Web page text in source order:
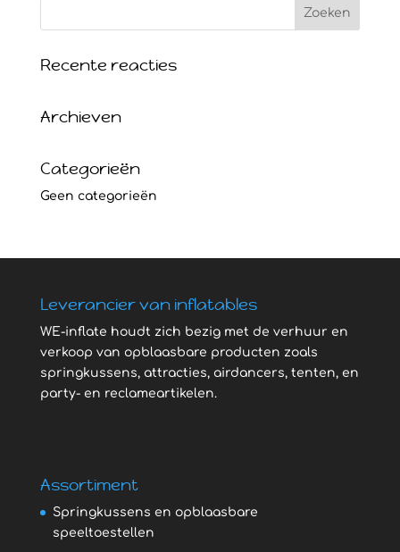
Recente reacties
Archieven
Categorieën
Geen categorieën
Leverancier van inflatables
WE-inflate houdt zich bezig met de verhuur en
verkoop van opblaasbare producten zoals
springkussens, attracties, airdancers, tenten, en
party- en reclameartikelen.
Assortiment
Springkussens en opblaasbare
speeltoestellen